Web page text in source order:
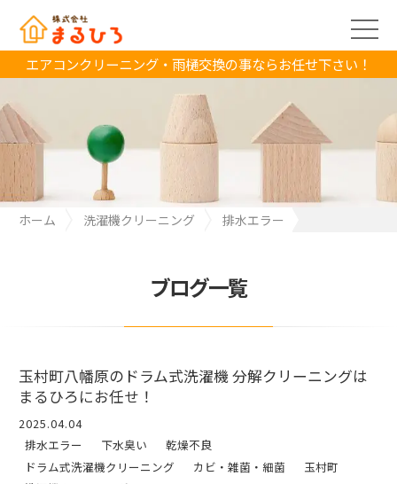
エアコンクリーニング・雨樋交換の事ならお任せ下さい！
ホーム 洗濯機クリーニング
排水エラー
ブログ一覧
玉村町八幡原のドラム式洗濯機 分解クリーニングは
まるひろにお任せ！
2025.04.04
排水エラー
下水臭い
乾燥不良
ドラム式洗濯機クリーニング
カビ・雑菌・細菌
玉村町